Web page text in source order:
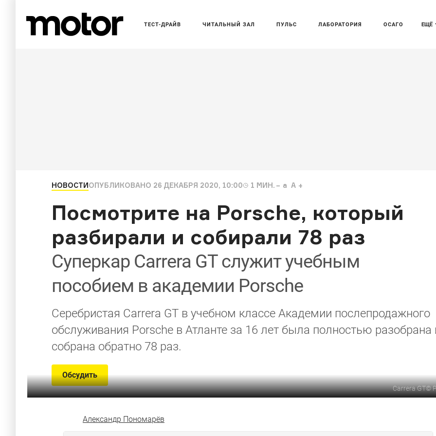
ЕЩЁ
ТЕСТ-ДРАЙВ ЧИТАЛЬНЫЙ ЗАЛ ПУЛЬС ЛАБОРАТОРИЯ ОСАГО
НОВОСТИОПУБЛИКОВАНО 26 ДЕКАБРЯ 2020, 10:00 1 МИН. a A
Посмотрите на Porsche, который
разбирали и собирали 78 раз
Суперкар Carrera GT служит учебным
пособием в академии Porsche
Серебристая Carrera GT в учебном классе Академии послепродажного
обслуживания Porsche в Атланте за 16 лет была полностью разобрана
собрана обратно 78 раз.
Обсудить
Carrera GT©
Александр Пономарёв